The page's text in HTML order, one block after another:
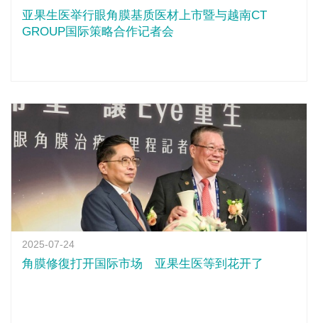
亚果生医举行眼角膜基质医材上市暨与越南CT
GROUP国际策略合作记者会
2025-07-24
角膜修復打开国际市场 亚果生医等到花开了